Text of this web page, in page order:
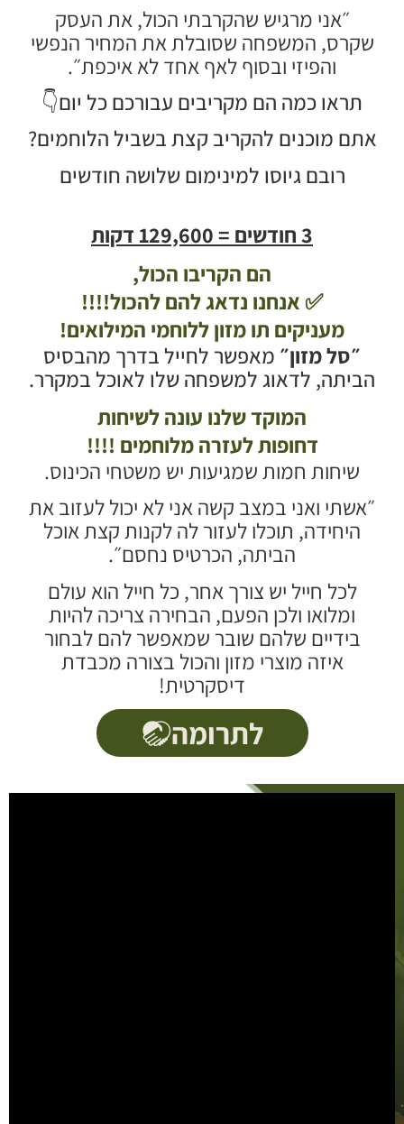
״אני מרגיש שהקרבתי הכול, את העסק
שקרס, המשפחה שסובלת את המחיר הנפשי
והפיזי ובסוף לאף אחד לא איכפת״.
תראו כמה הם מקריבים עבורכם כל יום👇
אתם מוכנים להקריב קצת בשביל הלוחמים?
רובם גיוסו למינימום שלושה חודשים
3 חודשים = 129,600 דקות
הם הקריבו הכול,
✅ אנחנו נדאג להם להכול!!!!
מעניקים תו מזון ללוחמי המילואים!
״סל מזון״ מאפשר לחייל בדרך מהבסיס
הביתה, לדאוג למשפחה שלו לאוכל במקרר.
המוקד שלנו עונה לשיחות
דחופות לעזרה מלוחמים !!!!
שיחות חמות שמגיעות יש משטחי הכינוס.
״אשתי ואני במצב קשה אני לא יכול לעזוב את
היחידה, תוכלו לעזור לה לקנות קצת אוכל
הביתה, הכרטיס נחסם״.
לכל חייל יש צורך אחר, כל חייל הוא עולם
ומלואו ולכן הפעם, הבחירה צריכה להיות
בידיים שלהם שובר שמאפשר להם לבחור
איזה מוצרי מזון והכול בצורה מכבדת
דיסקרטית!
לתרומה